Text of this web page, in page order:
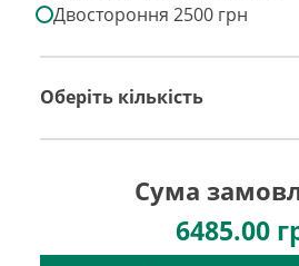
Двостороння 2500 грн
Оберіть кількість
Сума
6485.00